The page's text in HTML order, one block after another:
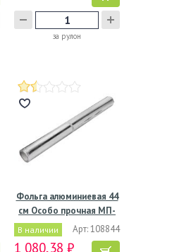
за рулон
Фольга алюминиевая 44
см Особо прочная МП-
М…
В наличии Арт: 108844
1 080,38 ₽